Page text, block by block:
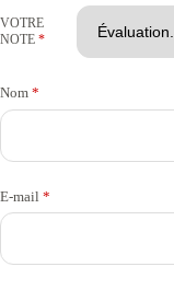
VOTRE
NOTE *
Nom *
E-mail *